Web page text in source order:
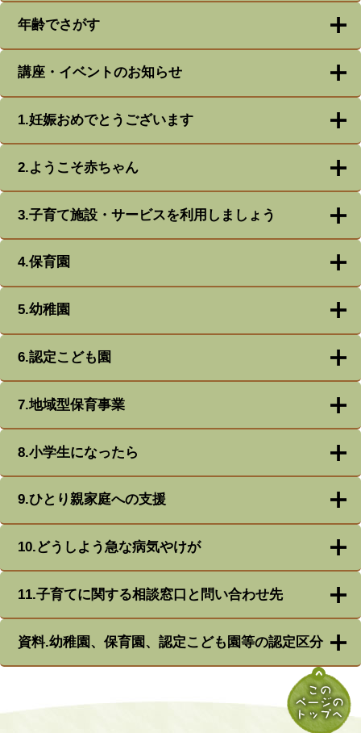
年齢でさがす
講座・イベントのお知らせ
1.妊娠おめでとうございます
2.ようこそ赤ちゃん
3.子育て施設・サービスを利用しましょう
4.保育園
5.幼稚園
6.認定こども園
7.地域型保育事業
8.小学生になったら
9.ひとり親家庭への支援
10.どうしよう急な病気やけが
11.子育てに関する相談窓口と問い合わせ先
資料.幼稚園、保育園、認定こども園等の認定区分